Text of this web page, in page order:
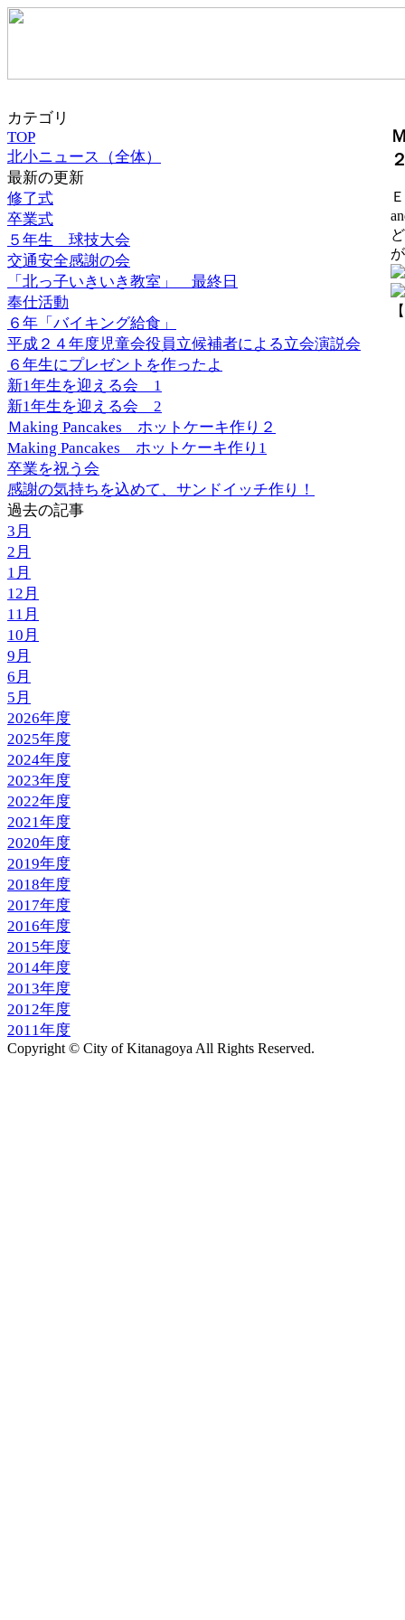
カテゴリ
TOP
北小ニュース（全体）
最新の更新
修了式
卒業式
５年生 球技大会
交通安全感謝の会
「北っ子いきいき教室」 最終日
奉仕活動
６年「バイキング給食」
平成２４年度児童会役員立候補者による立会演説会
６年生にプレゼントを作ったよ
新1年生を迎える会 1
新1年生を迎える会 2
Ｍaking Pancakes ホットケーキ作り２
Making Pancakes ホットケーキ作り1
卒業を祝う会
感謝の気持ちを込めて、サンドイッチ作り！
過去の記事
3月
2月
1月
12月
11月
10月
9月
6月
5月
2026年度
2025年度
2024年度
2023年度
2022年度
2021年度
2020年度
2019年度
2018年度
2017年度
2016年度
2015年度
2014年度
2013年度
2012年度
2011年度
Copyright © City of Kitanagoya All Rights Reserved.